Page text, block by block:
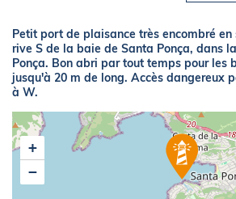
Petit port de plaisance très encombré en
rive S de la baie de Santa Ponça, dans
Ponça. Bon abri par tout temps pour les
jusqu'à 20 m de long. Accès dangereux
à W.
+
−